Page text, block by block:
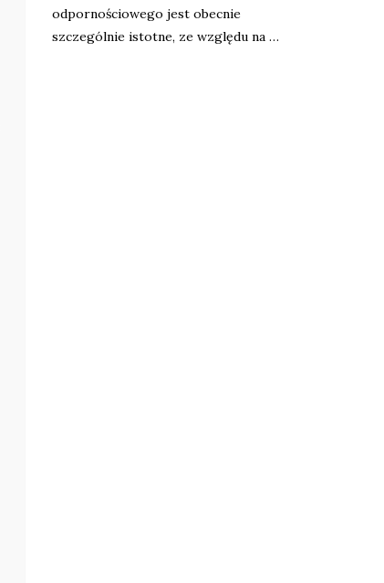
odpornościowego jest obecnie
szczególnie istotne, ze względu na …